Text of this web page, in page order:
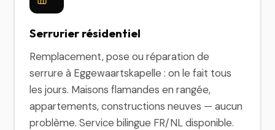
Serrurier résidentiel
Remplacement, pose ou réparation de
serrure à Eggewaartskapelle : on le fait tous
les jours. Maisons flamandes en rangée,
appartements, constructions neuves — aucun
problème. Service bilingue FR/NL disponible.